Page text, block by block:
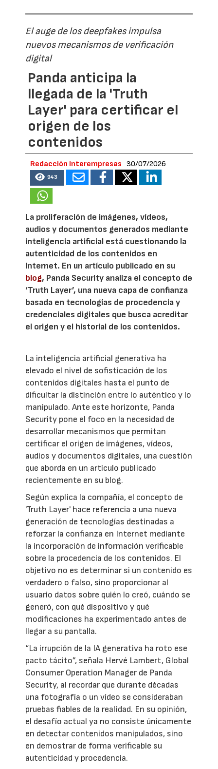
El auge de los deepfakes impulsa
nuevos mecanismos de verificación
digital
Panda anticipa la
llegada de la 'Truth
Layer' para certificar el
origen de los
contenidos
Redacción Interempresas 30/07/2026
943
La proliferación de imágenes, vídeos,
audios y documentos generados mediante
inteligencia artificial está cuestionando la
autenticidad de los contenidos en
Internet. En un artículo publicado en su
blog, Panda Security analiza el concepto de
‘Truth Layer’, una nueva capa de confianza
basada en tecnologías de procedencia y
credenciales digitales que busca acreditar
el origen y el historial de los contenidos.
La inteligencia artificial generativa ha
elevado el nivel de sofisticación de los
contenidos digitales hasta el punto de
dificultar la distinción entre lo auténtico y lo
manipulado. Ante este horizonte, Panda
Security pone el foco en la necesidad de
desarrollar mecanismos que permitan
certificar el origen de imágenes, vídeos,
audios y documentos digitales, una cuestión
que aborda en un artículo publicado
recientemente en su blog.
Según explica la compañía, el concepto de
'Truth Layer' hace referencia a una nueva
generación de tecnologías destinadas a
reforzar la confianza en Internet mediante
la incorporación de información verificable
sobre la procedencia de los contenidos. El
objetivo no es determinar si un contenido es
verdadero o falso, sino proporcionar al
usuario datos sobre quién lo creó, cuándo se
generó, con qué dispositivo y qué
modificaciones ha experimentado antes de
llegar a su pantalla.
“La irrupción de la IA generativa ha roto ese
pacto tácito”, señala Hervé Lambert, Global
Consumer Operation Manager de Panda
Security, al recordar que durante décadas
una fotografía o un vídeo se consideraban
pruebas fiables de la realidad. En su opinión,
el desafío actual ya no consiste únicamente
en detectar contenidos manipulados, sino
en demostrar de forma verificable su
autenticidad y procedencia.